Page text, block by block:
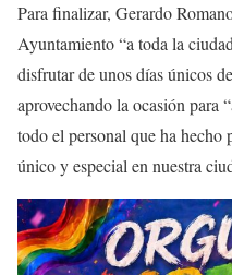
Para finalizar, Gerardo
Ayuntamiento “a toda la
disfrutar de unos días únicos
aprovechando la ocasión para
todo el personal que ha hecho
único y especial en nuestra